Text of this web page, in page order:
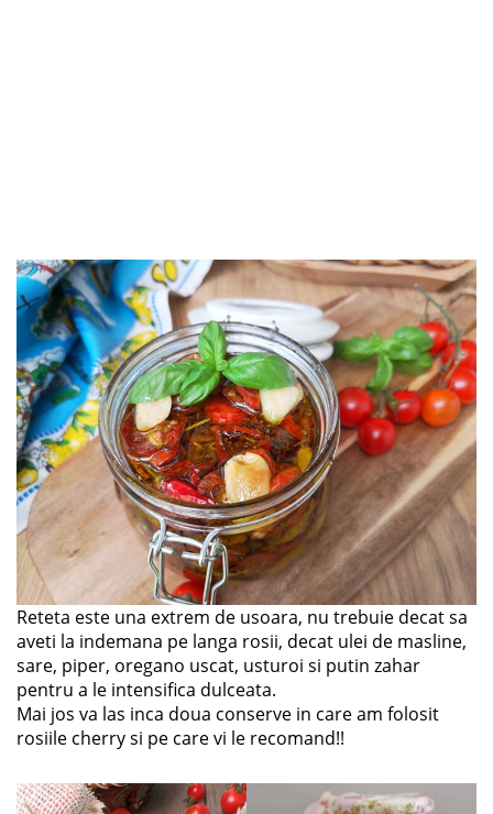
Reteta este una extrem de usoara, nu trebuie decat sa
aveti la indemana pe langa rosii, decat ulei de masline,
sare, piper, oregano uscat, usturoi si putin zahar
pentru a le intensifica dulceata.
Mai jos va las inca doua conserve in care am folosit
rosiile cherry si pe care vi le recomand!!